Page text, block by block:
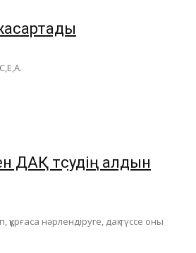
ДАҚ түсудің алдын
құрғаса нәрлендіруге, дақ түссе оны